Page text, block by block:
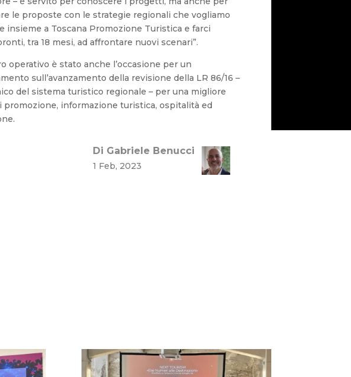
le proposte con le strategie regionali che vogliamo
insieme a Toscana Promozione Turistica e farci
tra 18 mesi, ad affrontare nuovi scenari”.
operativo è stato anche l’occasione per un
sull’avanzamento della revisione della LR 86/16 –
del sistema turistico regionale – per una migliore
promozione, informazione turistica, ospitalità ed
Di Gabriele Benucci
1 Feb, 2023